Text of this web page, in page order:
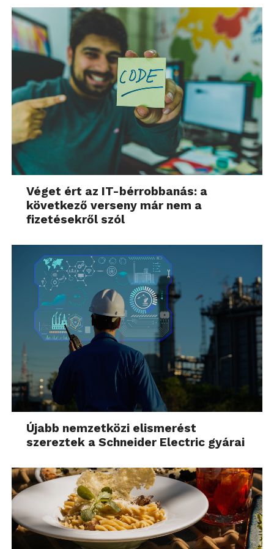
Véget ért az IT-bérrobbanás: a
következő verseny már nem a
fizetésekről szól
Újabb nemzetközi elismerést
szereztek a Schneider Electric gyárai